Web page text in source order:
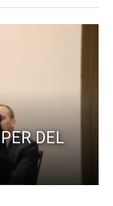
DEL